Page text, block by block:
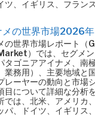
ツ、イギリス、フラン
メの世界市場2026年
の世界市場レポート
）では、セグメン
タゴニアアイナメ、南
業務用）、主要地域と
レーヤーの動向と市場
目について詳細な分析
では、北米、アメリカ
パ、ドイツ、イギリス